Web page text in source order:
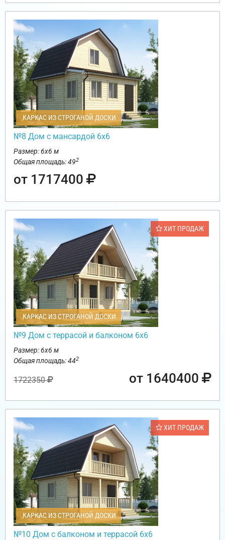
КАРКАС ИЗ СТРОГАНОЙ ДОСКИ
№8 Дом с мансардой 6х6
Размер: 6х6 м
Общая площадь: 492
от 1717400
ХИТ ПРОДАЖ
КАРКАС ИЗ СТРОГАНОЙ ДОСКИ
№9 Дом с террасой и балконом 6х6
Размер: 6х6 м
Общая площадь: 442
1722350 от 1640400
ХИТ ПРОДАЖ
КАРКАС ИЗ СТРОГАНОЙ ДОСКИ
№10 Дом с балконом и террасой 6х6